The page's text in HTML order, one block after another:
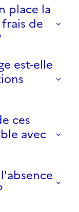
place la
de
est-elle
ces
avec